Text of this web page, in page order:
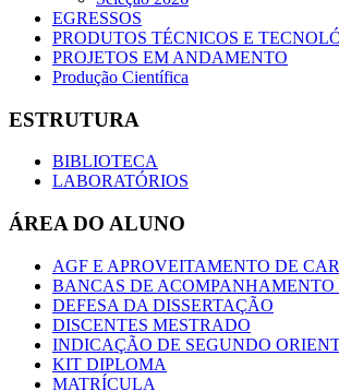
EGRESSOS
PRODUTOS TÉCNICOS E
PROJETOS EM ANDAMENTO
Produção Científica
ESTRUTURA
BIBLIOTECA
LABORATÓRIOS
ÁREA DO ALUNO
AGF E APROVEITAMENTO DE
BANCAS DE
DEFESA DA DISSERTAÇÃO
DISCENTES MESTRADO
INDICAÇÃO DE SEGUNDO
KIT DIPLOMA
MATRÍCULA